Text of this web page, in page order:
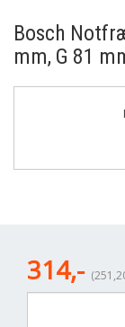
Bosch
mm, G 81
314,-